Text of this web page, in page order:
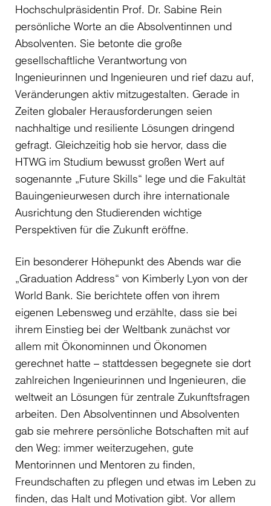
Hochschulpräsidentin Prof. Dr. Sabine Rein
persönliche Worte an die Absolventinnen und
Absolventen. Sie betonte die große
gesellschaftliche Verantwortung von
Ingenieurinnen und Ingenieuren und rief dazu auf,
Veränderungen aktiv mitzugestalten. Gerade in
Zeiten globaler Herausforderungen seien
nachhaltige und resiliente Lösungen dringend
gefragt. Gleichzeitig hob sie hervor, dass die
HTWG im Studium bewusst großen Wert auf
sogenannte „Future Skills“ lege und die Fakultät
Bauingenieurwesen durch ihre internationale
Ausrichtung den Studierenden wichtige
Perspektiven für die Zukunft eröffne.
Ein besonderer Höhepunkt des Abends war die
„Graduation Address“ von Kimberly Lyon von der
World Bank. Sie berichtete offen von ihrem
eigenen Lebensweg und erzählte, dass sie bei
ihrem Einstieg bei der Weltbank zunächst vor
allem mit Ökonominnen und Ökonomen
gerechnet hatte – stattdessen begegnete sie dort
zahlreichen Ingenieurinnen und Ingenieuren, die
weltweit an Lösungen für zentrale Zukunftsfragen
arbeiten. Den Absolventinnen und Absolventen
gab sie mehrere persönliche Botschaften mit auf
den Weg: immer weiterzugehen, gute
Mentorinnen und Mentoren zu finden,
Freundschaften zu pflegen und etwas im Leben zu
finden, das Halt und Motivation gibt. Vor allem